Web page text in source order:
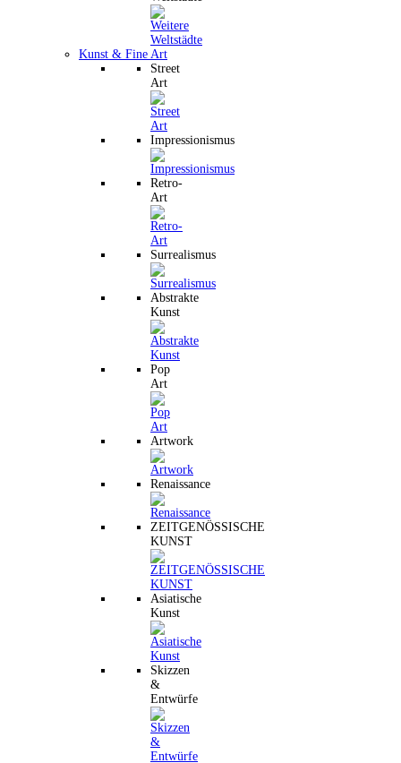
Kunst & Fine Art
Street
Art
Impressionismus
Retro-
Art
Surrealismus
Abstrakte
Kunst
Pop
Art
Artwork
Renaissance
ZEITGENÖSSISCHE
KUNST
Asiatische
Kunst
Skizzen
&
Entwürfe